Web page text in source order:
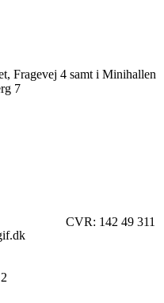
Fragevej 4 samt i Minihallen
7
CVR: 142 49 311